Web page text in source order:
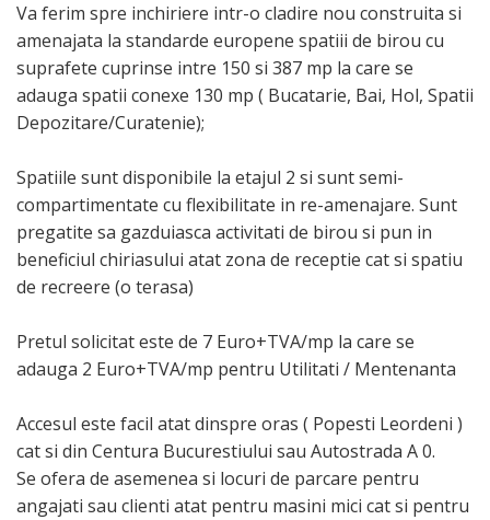
Va ferim spre inchiriere intr-o cladire nou construita si
amenajata la standarde europene spatiii de birou cu
suprafete cuprinse intre 150 si 387 mp la care se
adauga spatii conexe 130 mp ( Bucatarie, Bai, Hol, Spatii
Depozitare/Curatenie);
Spatiile sunt disponibile la etajul 2 si sunt semi-
compartimentate cu flexibilitate in re-amenajare. Sunt
pregatite sa gazduiasca activitati de birou si pun in
beneficiul chiriasului atat zona de receptie cat si spatiu
de recreere (o terasa)
Pretul solicitat este de 7 Euro+TVA/mp la care se
adauga 2 Euro+TVA/mp pentru Utilitati / Mentenanta
Accesul este facil atat dinspre oras ( Popesti Leordeni )
cat si din Centura Bucurestiului sau Autostrada A 0.
Se ofera de asemenea si locuri de parcare pentru
angajati sau clienti atat pentru masini mici cat si pentru